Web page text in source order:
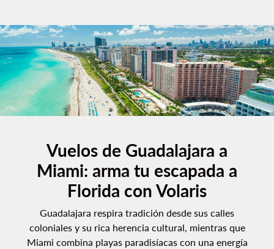
Vuelos de Guadalajara a
Miami: arma tu escapada a
Florida con Volaris
Guadalajara respira tradición desde sus calles
coloniales y su rica herencia cultural, mientras que
Miami combina playas paradisíacas con una energía